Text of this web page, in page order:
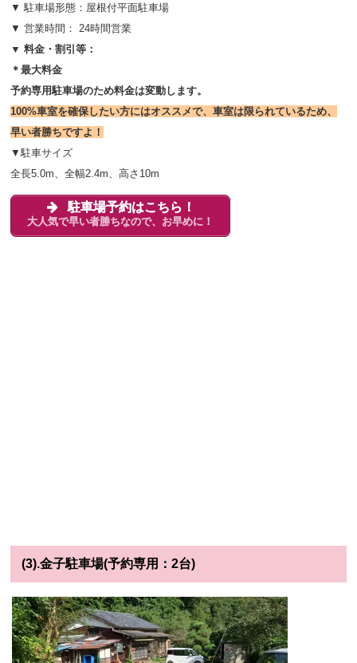
▼ 駐車場形態：屋根付平面駐車場
▼ 営業時間： 24時間営業
▼ 料金・割引等：
＊最大料金
予約専用駐車場のため料金は変動します。
100%車室を確保したい方にはオススメで、車室は限られているため、
早い者勝ちですよ！
▼駐車サイズ
全長5.0m、全幅2.4m、高さ10m
駐車場予約はこちら！
大人気で早い者勝ちなので、お早めに！
(3).金子駐車場(予約専用：2台)